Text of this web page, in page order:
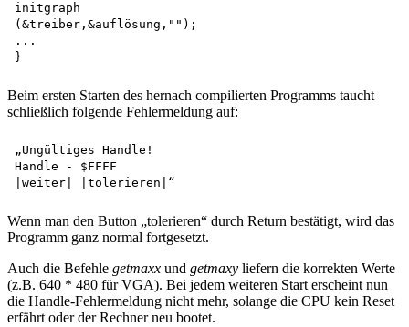
initgraph
(&treiber,&auflösung,"");
...
Beim ersten Starten des hernach compilierten Programms taucht
schließlich folgende Fehlermeldung auf:
„Ungültiges Handle!
Handle - $FFFF
Wenn man den Button „tolerieren“ durch Return bestätigt, wird das
Programm ganz normal fortgesetzt.
Auch die Befehle getmaxx und getmaxy liefern die korrekten Werte
(z.B. 640 * 480 für VGA). Bei jedem weiteren Start erscheint nun
die Handle-Fehlermeldung nicht mehr, solange die CPU kein Reset
erfährt oder der Rechner neu bootet.